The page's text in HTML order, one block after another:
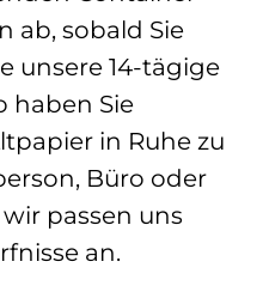
ab, sobald Sie
unsere 14-tägige
haben Sie
in Ruhe zu
Büro oder
passen uns
an.